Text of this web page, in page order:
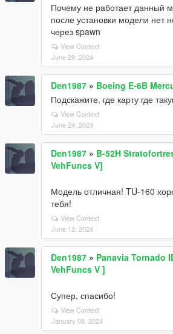
Почему не работает данный
после установки модели нет
через spawn
View Context
June 29, 2024
Den1987 » Boeing E-6B
Подскажите, где карту где
View Context
June 24, 2024
Den1987 » B-52H
VehFuncs V]
Модель отличная! TU-160
тебя!
View Context
June 12, 2024
Den1987 » Panavia Tornado
VehFuncs V ]
Супер, спасибо!
View Context
January 08, 2024